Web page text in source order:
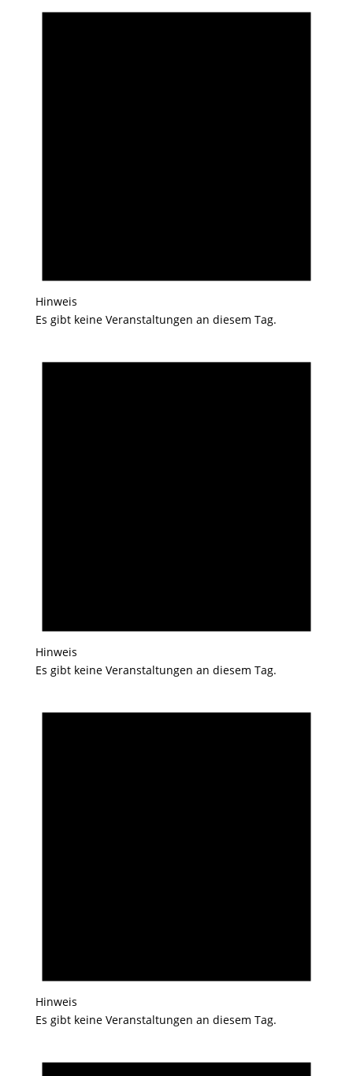
Hinweis
Es gibt keine Veranstaltungen an diesem Tag.
Hinweis
Es gibt keine Veranstaltungen an diesem Tag.
Hinweis
Es gibt keine Veranstaltungen an diesem Tag.